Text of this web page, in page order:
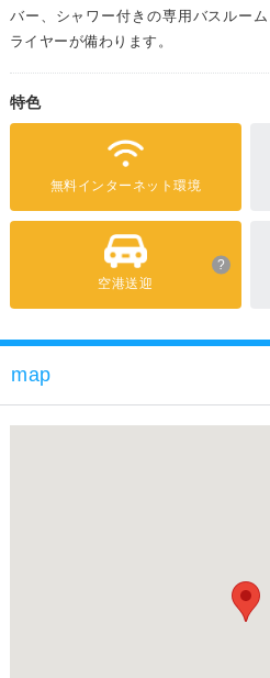
バー、シャワー付きの専用バスルー
ライヤーが備わります。
特色
無料インターネット環境
空港送迎
?
map